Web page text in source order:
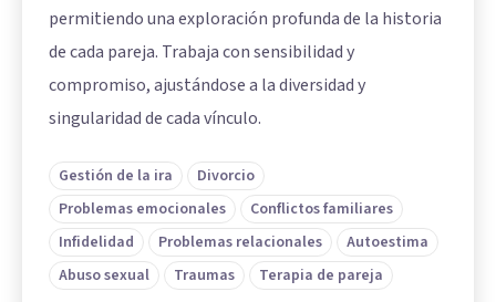
permitiendo una exploración profunda de la historia
de cada pareja. Trabaja con sensibilidad y
compromiso, ajustándose a la diversidad y
singularidad de cada vínculo.
Gestión de la ira
Divorcio
Problemas emocionales
Conflictos familiares
Infidelidad
Problemas relacionales
Autoestima
Abuso sexual
Traumas Terapia de pareja